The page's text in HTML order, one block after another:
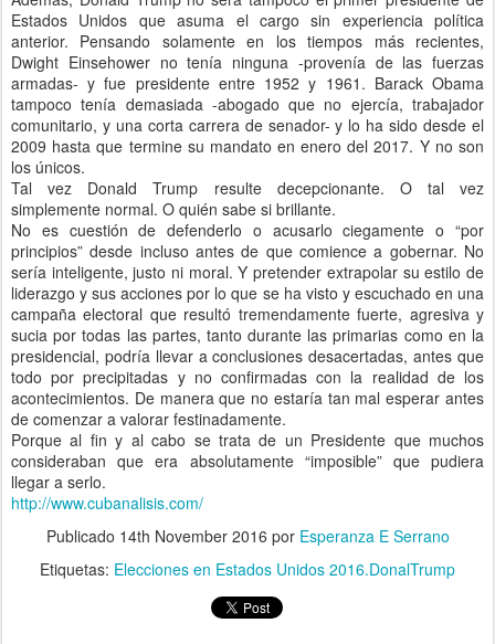
Estados Unidos que asuma el cargo sin experiencia política
anterior. Pensando solamente en los tiempos más recientes,
Dwight Einsehower no tenía ninguna -provenía de las fuerzas
armadas- y fue presidente entre 1952 y 1961. Barack Obama
tampoco tenía demasiada -abogado que no ejercía, trabajador
comunitario, y una corta carrera de senador- y lo ha sido desde el
2009 hasta que termine su mandato en enero del 2017. Y no son
los únicos.
Tal vez Donald Trump resulte decepcionante. O tal vez
simplemente normal. O quién sabe si brillante.
No es cuestión de defenderlo o acusarlo ciegamente o “por
principios” desde incluso antes de que comience a gobernar. No
sería inteligente, justo ni moral. Y pretender extrapolar su estilo de
liderazgo y sus acciones por lo que se ha visto y escuchado en una
campaña electoral que resultó tremendamente fuerte, agresiva y
sucia por todas las partes, tanto durante las primarias como en la
presidencial, podría llevar a conclusiones desacertadas, antes que
todo por precipitadas y no confirmadas con la realidad de los
acontecimientos. De manera que no estaría tan mal esperar antes
de comenzar a valorar festinadamente.
Porque al fin y al cabo se trata de un Presidente que muchos
consideraban que era absolutamente “imposible” que pudiera
llegar a serlo.
http://www.cubanalisis.com/
Publicado 14th November 2016 por Esperanza E Serrano
Etiquetas: Elecciones en Estados Unidos 2016.DonalTrump